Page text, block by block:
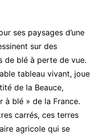
ses paysages d’une
sur des
de blé à perte de vue.
tableau vivant, joue
de la Beauce,
à blé » de la France.
carrés, ces terres
agricole qui se